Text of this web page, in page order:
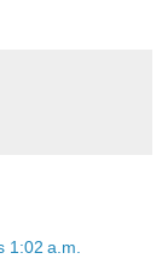
1:02 a.m.